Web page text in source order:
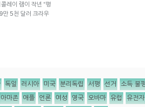
레이 램이 작년 “평
만 5천 달러 크라우
독일 러시아 미국 분리독립 서평 선거 소득 불
아마존 애플 언론 여성 영국 오바마 유럽 유전자